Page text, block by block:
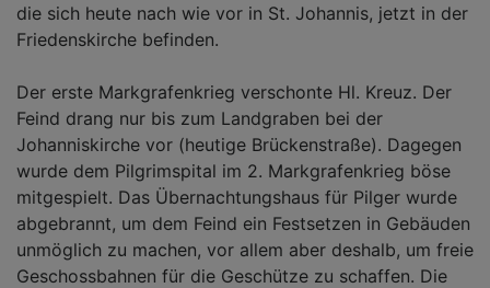
die sich heute nach wie vor in St. Johannis, jetzt in der
Friedenskirche befinden.
Der erste Markgrafenkrieg verschonte Hl. Kreuz. Der
Feind drang nur bis zum Landgraben bei der
Johanniskirche vor (heutige Brückenstraße). Dagegen
wurde dem Pilgrimspital im 2. Markgrafenkrieg böse
mitgespielt. Das Übernachtungshaus für Pilger wurde
abgebrannt, um dem Feind ein Festsetzen in Gebäuden
unmöglich zu machen, vor allem aber deshalb, um freie
Geschossbahnen für die Geschütze zu schaffen. Die